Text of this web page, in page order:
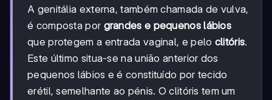
A genitália externa, também chamada de vulva,
é composta por grandes e pequenos lábios
que protegem a entrada vaginal, e pelo clitóris.
Este último situa-se na união anterior dos
pequenos lábios e é constituído por tecido
erétil, semelhante ao pénis. O clitóris tem um